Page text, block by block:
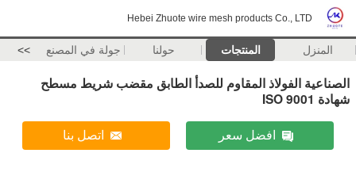
Hebei Zhuote wire mesh products Co., LTD
المنزل المنتجات حولنا جولة في المصنع >>
الصناعية الفولاذ المقاوم للصدأ الطابق مقضب شريط مسطح
شهادة ISO 9001
افضل سعر اتصل بنا